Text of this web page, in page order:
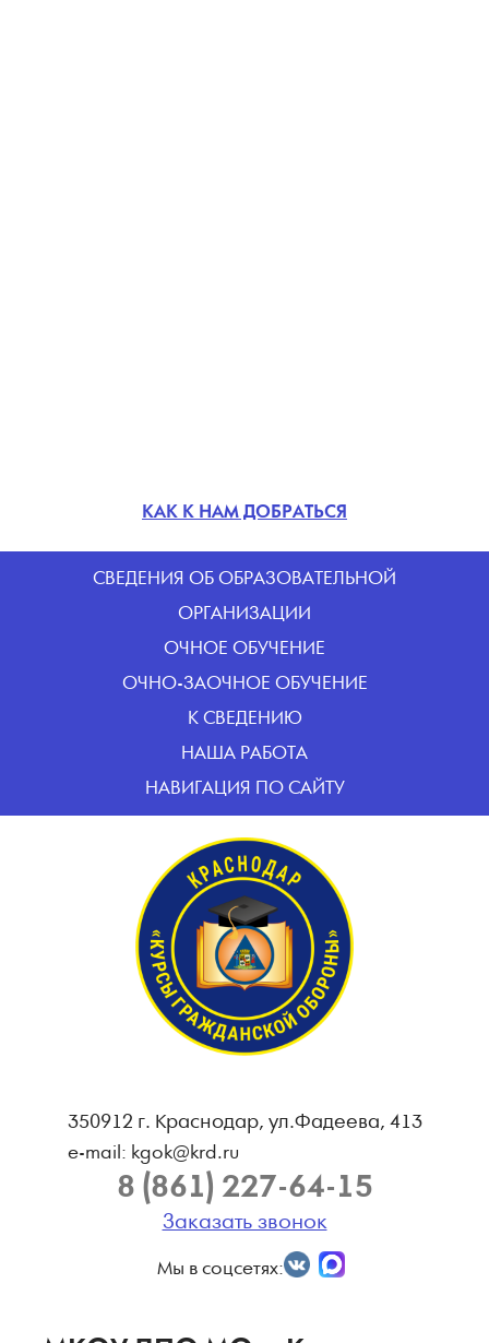
КАК К НАМ ДОБРАТЬСЯ
CВЕДЕНИЯ ОБ ОБРАЗОВАТЕЛЬНОЙ
ОРГАНИЗАЦИИ
ОЧНОЕ ОБУЧЕНИЕ
ОЧНО-ЗАОЧНОЕ ОБУЧЕНИЕ
К СВЕДЕНИЮ
НАША РАБОТА
НАВИГАЦИЯ ПО САЙТУ
350912 г. Краснодар, ул.Фадеева, 413
e-mail: kgok@krd.ru
8 (861) 227-64-15
Заказать звонок
Мы в соцсетях: